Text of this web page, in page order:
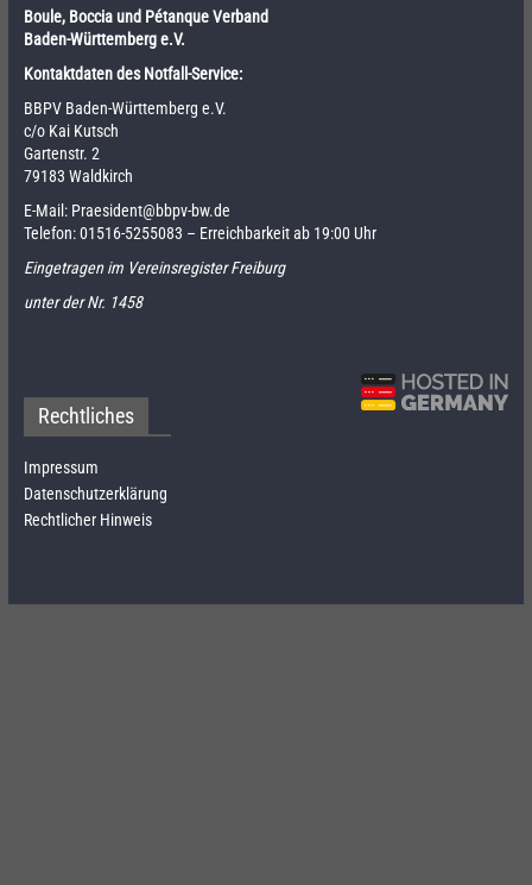
Boule, Boccia und Pétanque Verband
Baden-Württemberg e.V.
Kontaktdaten des Notfall-Service:
BBPV Baden-Württemberg e.V.
c/o Kai Kutsch
Gartenstr. 2
79183 Waldkirch
E-Mail: Praesident@bbpv-bw.de
Telefon:01516-5255083 – Erreichbarkeit ab 19:00 Uhr
Eingetragen im Vereinsregister Freiburg
unter der Nr. 1458
Rechtliches
Impressum
Datenschutzerklärung
Rechtlicher Hinweis